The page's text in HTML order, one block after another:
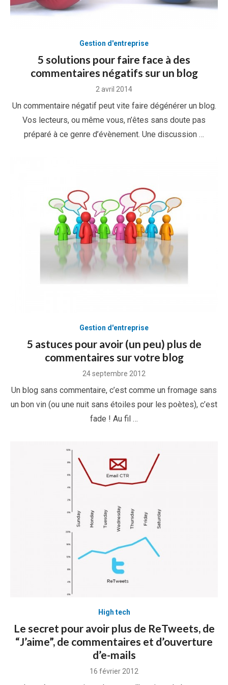
Gestion d'entreprise
5 solutions pour faire face à des
commentaires négatifs sur un blog
Posted
2 avril 2014
Un commentaire négatif peut vite faire dégénérer un blog.
Vos lecteurs, ou même vous, n’êtes sans doute pas
préparé à ce genre d’évènement. Une discussion …
Gestion d'entreprise
5 astuces pour avoir (un peu) plus de
commentaires sur votre blog
Posted
24 septembre 2012
Un blog sans commentaire, c’est comme un fromage sans
un bon vin (ou une nuit sans étoiles pour les poètes), c’est
fade ! Au fil …
High tech
Le secret pour avoir plus de ReTweets, de
“J’aime”, de commentaires et d’ouverture
d’e-mails
Posted
16 février 2012